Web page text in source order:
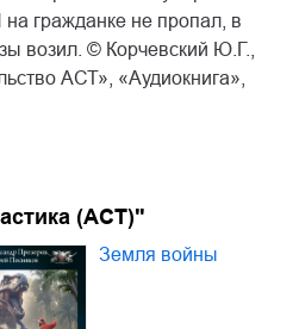
гражданке не пропал, в
возил. © Корчевский Ю.Г.,
АСТ», «Аудиокнига»,
(АСТ)"
Земля войны